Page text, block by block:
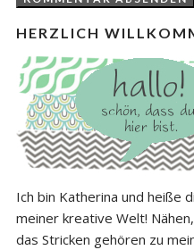
HERZLICH
Ich bin Katherina und heiße
meiner kreative Welt!
das Stricken gehören zu